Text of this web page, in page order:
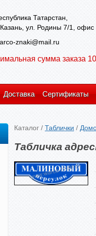
Татарстан,
Казань, ул. Родины 7/1, офис
znaki@mail.ru
сумма заказа
Доставка Сертификаты
Каталог / Таблички /
Табличка